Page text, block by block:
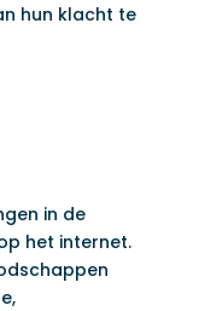
hun klacht te
in de
het internet.